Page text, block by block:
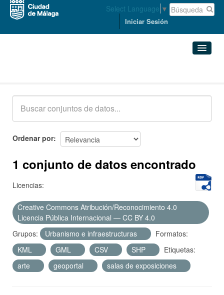
Select Language ▼
Iniciar Sesión
Acerca de
Ordenar por
1 conjunto de datos encontrado
Licencias:
Creative Commons Atribución/Reconocimiento 4.0
Licencia Pública Internacional — CC BY 4.0
Grupos:
Urbanismo e infraestructuras
Formatos:
KML
GML CSV SHP
Etiquetas:
arte
geoportal salas de exposiciones